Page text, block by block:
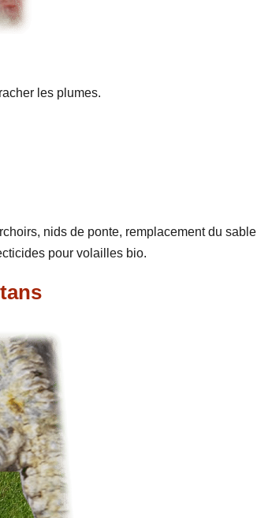
les plumes.
nids de ponte, remplacement du sable
pour volailles bio.